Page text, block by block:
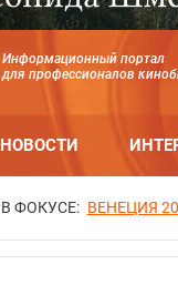
Информационный портал
для профессионалов
НОВОСТИ
В ФОКУСЕ: ВЕНЕЦИЯ